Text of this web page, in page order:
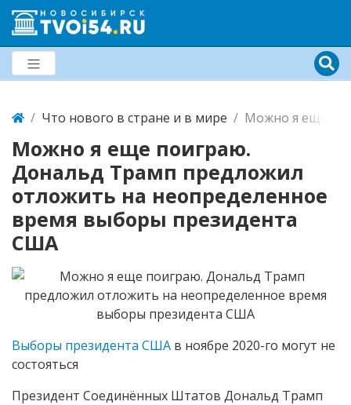
Что нового в стране и в мире Можно я еще
Можно я еще поиграю.
Дональд Трамп предложил
отложить на неопределенное
время выборы президента
США
Выборы президента США в ноябре 2020-го могут не
состояться
Президент Соединённых Штатов Дональд Трамп